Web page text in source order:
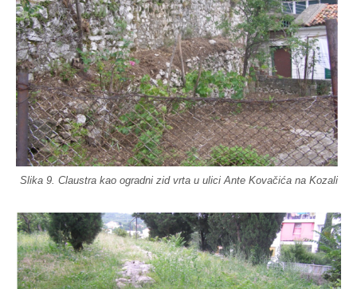
Slika 9. Claustra kao ogradni zid vrta u ulici Ante Kovačića na Kozali